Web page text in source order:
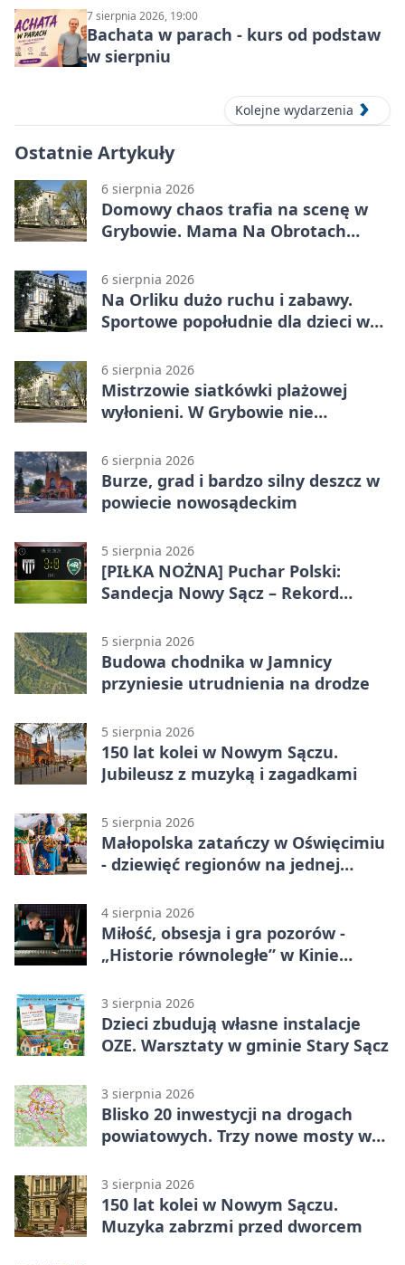
7 sierpnia 2026, 19:00
Bachata w parach - kurs od podstaw
w sierpniu
Kolejne wydarzenia
Ostatnie Artykuły
6 sierpnia 2026
Domowy chaos trafia na scenę w
Grybowie. Mama Na Obrotach
6 sierpnia 2026
Na Orliku dużo ruchu i zabawy.
Sportowe popołudnie dla dzieci w
6 sierpnia 2026
Mistrzowie siatkówki plażowej
wyłonieni. W Grybowie nie
6 sierpnia 2026
Burze, grad i bardzo silny deszcz w
powiecie nowosądeckim
5 sierpnia 2026
[PIŁKA NOŻNA] Puchar Polski:
Sandecja Nowy Sącz – Rekord
5 sierpnia 2026
Budowa chodnika w Jamnicy
przyniesie utrudnienia na drodze
5 sierpnia 2026
150 lat kolei w Nowym Sączu.
Jubileusz z muzyką i zagadkami
5 sierpnia 2026
Małopolska zatańczy w Oświęcimiu
- dziewięć regionów na jednej
4 sierpnia 2026
Miłość, obsesja i gra pozorów -
„Historie równoległe” w Kinie
3 sierpnia 2026
Dzieci zbudują własne instalacje
OZE. Warsztaty w gminie Stary Sącz
3 sierpnia 2026
Blisko 20 inwestycji na drogach
powiatowych. Trzy nowe mosty w
3 sierpnia 2026
150 lat kolei w Nowym Sączu.
Muzyka zabrzmi przed dworcem